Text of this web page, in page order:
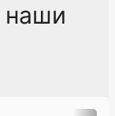
наши